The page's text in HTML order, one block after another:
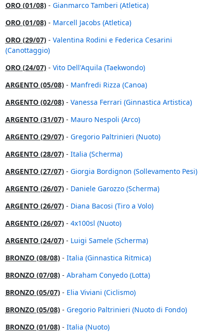
ORO (01/08)- Gianmarco Tamberi (Atletica)
ORO (01/08)- Marcell Jacobs (Atletica)
ORO (29/07)- Valentina Rodini e Federica Cesarini
(Canottaggio)
ORO (24/07)- Vito Dell'Aquila (Taekwondo)
ARGENTO (05/08)- Manfredi Rizza (Canoa)
ARGENTO (02/08)- Vanessa Ferrari (Ginnastica Artistica)
ARGENTO (31/07)- Mauro Nespoli (Arco)
ARGENTO (29/07)- Gregorio Paltrinieri (Nuoto)
ARGENTO (28/07)- Italia (Scherma)
ARGENTO (27/07)- Giorgia Bordignon (Sollevamento Pesi)
ARGENTO (26/07)- Daniele Garozzo (Scherma)
ARGENTO (26/07)- Diana Bacosi (Tiro a Volo)
ARGENTO (26/07)- 4x100sl (Nuoto)
ARGENTO (24/07)- Luigi Samele (Scherma)
BRONZO (08/08)- Italia (Ginnastica Ritmica)
BRONZO (07/08)- Abraham Conyedo (Lotta)
BRONZO (05/07)- Elia Viviani (Ciclismo)
BRONZO (05/08)- Gregorio Paltrinieri (Nuoto di Fondo)
BRONZO (01/08)- Italia (Nuoto)